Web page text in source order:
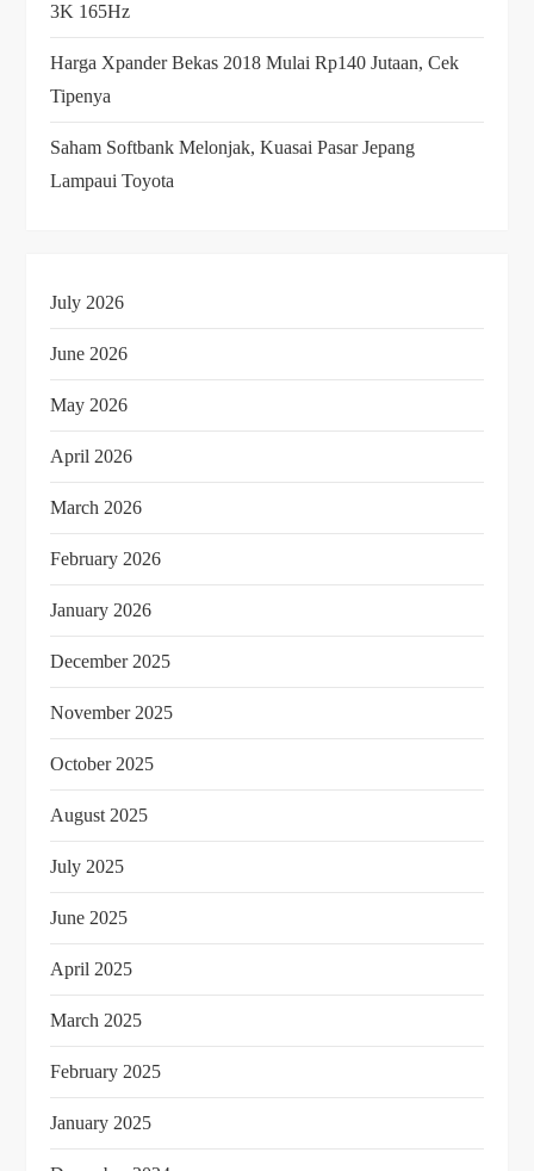
3K 165Hz
Harga Xpander Bekas 2018 Mulai Rp140 Jutaan, Cek
Tipenya
Saham Softbank Melonjak, Kuasai Pasar Jepang
Lampaui Toyota
July 2026
June 2026
May 2026
April 2026
March 2026
February 2026
January 2026
December 2025
November 2025
October 2025
August 2025
July 2025
June 2025
April 2025
March 2025
February 2025
January 2025